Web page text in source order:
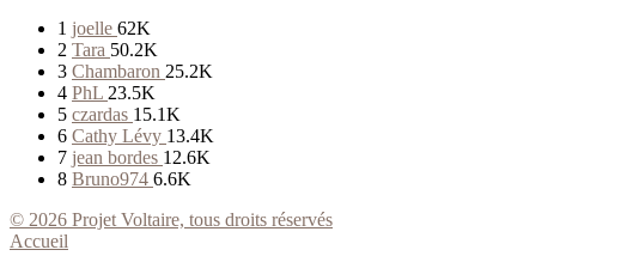
1 joelle 62K
2 Tara 50.2K
3 Chambaron 25.2K
4 PhL 23.5K
5 czardas 15.1K
6 Cathy Lévy 13.4K
7 jean bordes 12.6K
8 Bruno974 6.6K
© 2026 Projet Voltaire, tous droits réservés
Accueil